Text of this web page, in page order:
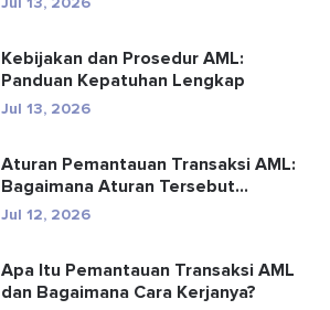
Kebijakan dan Prosedur AML:
Panduan Kepatuhan Lengkap
Jul 13, 2026
Aturan Pemantauan Transaksi AML:
Bagaimana Aturan Tersebut
Mendete...
Jul 12, 2026
Apa Itu Pemantauan Transaksi AML
dan Bagaimana Cara Kerjanya?